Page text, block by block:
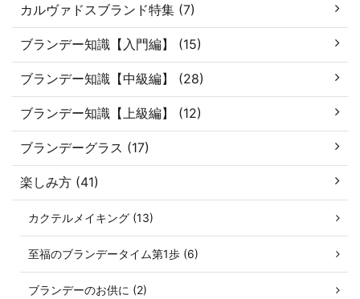
カルヴァドスブランド特集 (7)
ブランデー知識【入門編】 (15)
ブランデー知識【中級編】 (28)
ブランデー知識【上級編】 (12)
ブランデーグラス (17)
楽しみ方 (41)
カクテルメイキング (13)
至福のブランデータイム第1歩 (6)
ブランデーのお供に (2)